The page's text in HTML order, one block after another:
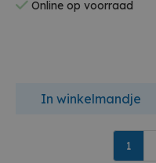
Online op voorraad
In winkelmandje
1